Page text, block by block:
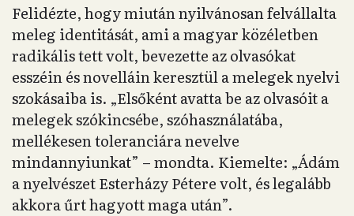
Felidézte, hogy miután nyilvánosan felvállalta
meleg identitását, ami a magyar közéletben
radikális tett volt, bevezette az olvasókat
esszéin és novelláin keresztül a melegek nyelvi
szokásaiba is. „Elsőként avatta be az olvasóit a
melegek szókincsébe, szóhasználatába,
mellékesen toleranciára nevelve
mindannyiunkat” – mondta. Kiemelte: „Ádám
a nyelvészet Esterházy Pétere volt, és legalább
akkora űrt hagyott maga után”.